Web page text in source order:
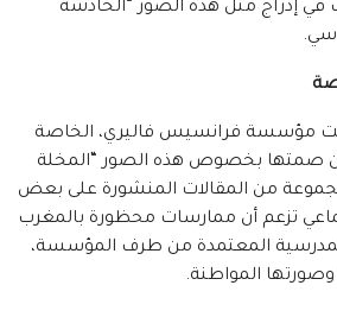
في إدراج مثل هذه الصور “الخادشة
مؤسسة فرانسيس فاليري، الخاصة
عن صمتها بخصوص هذه الصور “المخلة
من المقالات المنشورة على بعض
تزعم أن ممارسات محظورة بالمغرب
المدرسية المعتمدة من طرف المؤسسة،
المواطنة.